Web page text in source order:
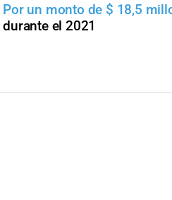
Por un monto de $ 18,5
durante el 2021